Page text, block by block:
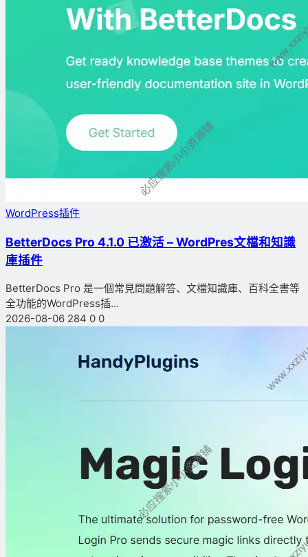
WordPress插件
BetterDocs Pro 4.1.0 已激活 – WordPres文檔和知識
庫插件
BetterDocs Pro 是一個常見問題解答、文檔知識庫、百科全書等
全功能的WordPress插...
2026-08-06 284 0 0